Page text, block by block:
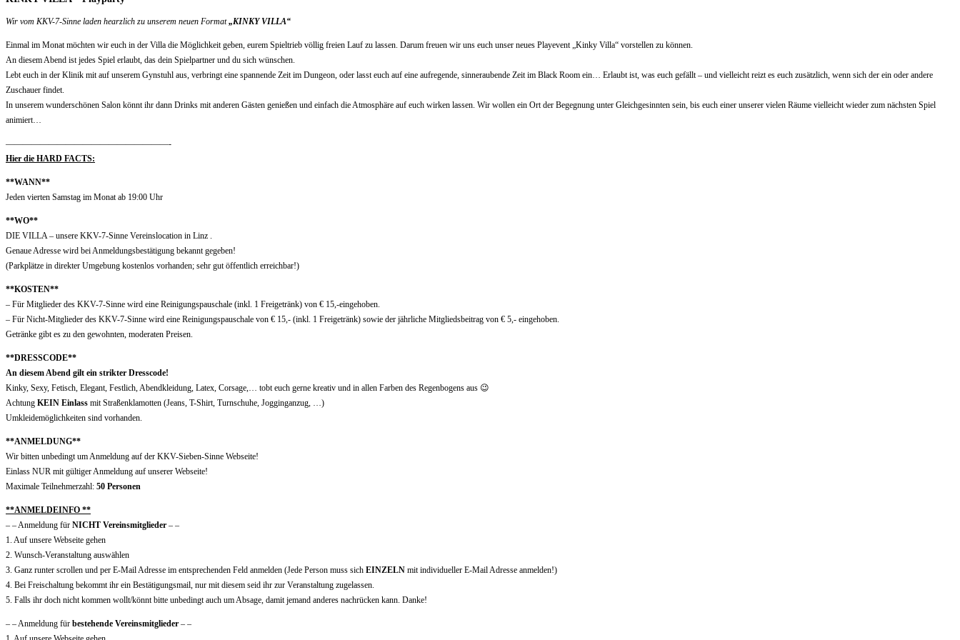
Wir vom KKV-7-Sinne laden hearzlich zu unserem neuen Format„KINKY VILLA“
Einmal im Monat möchten wir euch in der Villa die Möglichkeit geben, eurem Spieltrieb völlig freien Lauf zu lassen. Darum freuen wir uns euch unser neues Playevent „Kinky Villa“ vorstellen zu können.
An diesem Abend ist jedes Spiel erlaubt, das dein Spielpartner und du sich wünschen.
Lebt euch in der Klinik mit auf unserem Gynstuhl aus, verbringt eine spannende Zeit im Dungeon, oder lasst euch auf eine aufregende, sinneraubende Zeit im Black Room ein… Erlaubt ist, was euch gefällt – und vielleicht reizt es euch zusätzlich, wenn sich der ein oder andere
Zuschauer findet.
In unserem wunderschönen Salon könnt ihr dann Drinks mit anderen Gästen genießen und einfach die Atmosphäre auf euch wirken lassen. Wir wollen ein Ort der Begegnung unter Gleichgesinnten sein, bis euch einer unserer vielen Räume vielleicht wieder zum nächsten Spiel
animiert…
———————————————————-
Hier die HARD FACTS:
**WANN**
Jeden vierten Samstag im Monat ab 19:00 Uhr
**WO**
DIE VILLA – unsere KKV-7-Sinne Vereinslocation in Linz .
Genaue Adresse wird bei Anmeldungsbestätigung bekannt gegeben!
(Parkplätze in direkter Umgebung kostenlos vorhanden; sehr gut öffentlich erreichbar!)
**KOSTEN**
– Für Mitglieder des KKV-7-Sinne wird eine Reinigungspauschale (inkl. 1 Freigetränk) von € 15,-eingehoben.
– Für Nicht-Mitglieder des KKV-7-Sinne wird eine Reinigungspauschale von € 15,- (inkl. 1 Freigetränk) sowie der jährliche Mitgliedsbeitrag von € 5,- eingehoben.
Getränke gibt es zu den gewohnten, moderaten Preisen.
**DRESSCODE**
An diesem Abend gilt ein strikter Dresscode!
Kinky, Sexy, Fetisch, Elegant, Festlich, Abendkleidung, Latex, Corsage,… tobt euch gerne kreativ und in allen Farben des Regenbogens aus 😉
Achtung KEIN Einlass mit Straßenklamotten (Jeans, T-Shirt, Turnschuhe, Jogginganzug, …)
Umkleidemöglichkeiten sind vorhanden.
**ANMELDUNG**
Wir bitten unbedingt um Anmeldung auf der KKV-Sieben-Sinne Webseite!
Einlass NUR mit gültiger Anmeldung auf unserer Webseite!
Maximale Teilnehmerzahl: 50 Personen
**ANMELDEINFO **
– – Anmeldung für NICHT Vereinsmitglieder – –
1. Auf unsere Webseite gehen
2. Wunsch-Veranstaltung auswählen
3. Ganz runter scrollen und per E-Mail Adresse im entsprechenden Feld anmelden (Jede Person muss sich EINZELN mit individueller E-Mail Adresse anmelden!)
4. Bei Freischaltung bekommt ihr ein Bestätigungsmail, nur mit diesem seid ihr zur Veranstaltung zugelassen.
5. Falls ihr doch nicht kommen wollt/könnt bitte unbedingt auch um Absage, damit jemand anderes nachrücken kann. Danke!
– – Anmeldung für bestehende Vereinsmitglieder – –